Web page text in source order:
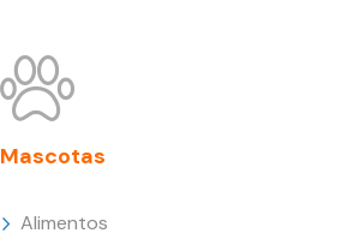
Mascotas
Alimentos